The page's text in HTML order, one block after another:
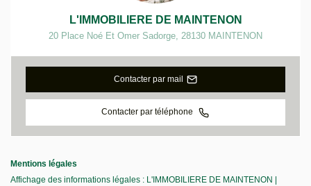
L'IMMOBILIERE DE MAINTENON
20 Place Noé Et Omer Sadorge 28130 MAINTENON
Contacter par mail
Contacter par téléphone
Mentions légales
Affichage des informations légales : L'IMMOBILIERE DE MAINTENON |